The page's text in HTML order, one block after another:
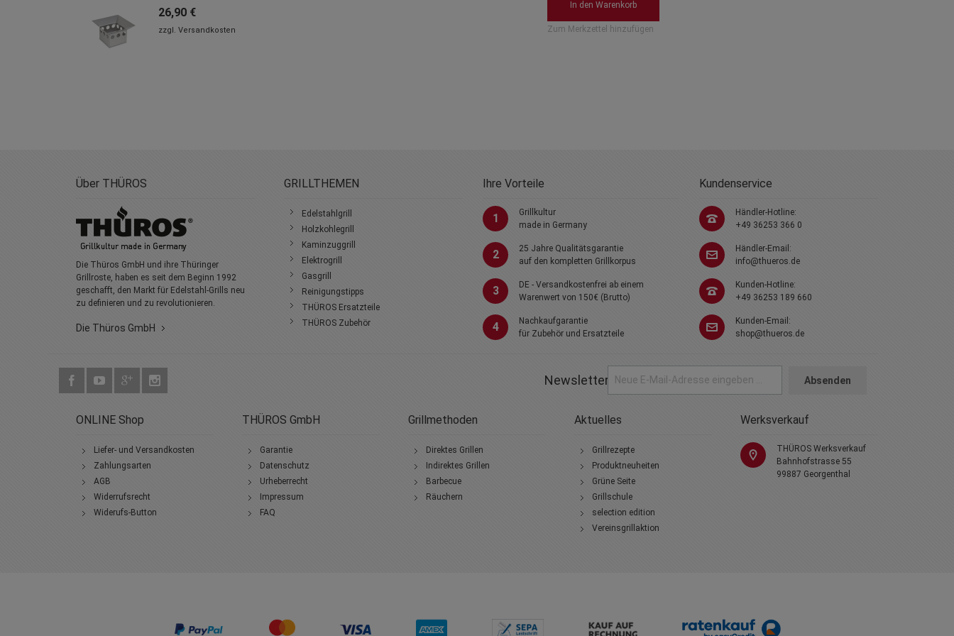
Über THÜROS
Die Thüros GmbH und ihre Thüringer
Grillroste, haben es seit dem Beginn 1992
geschafft, den Markt für Edelstahl-Grills neu
zu definieren und zu revolutionieren.
Die Thüros GmbH
GRILLTHEMEN
Edelstahlgrill
Holzkohlegrill
Kaminzuggrill
Elektrogrill
Gasgrill
Reinigungstipps
THÜROS Ersatzteile
THÜROS Zubehör
Ihre Vorteile
1
Grillkultur
made in Germany
2
25 Jahre Qualitätsgarantie
auf den kompletten Grillkorpus
3
DE - Versandkostenfrei ab einem
Warenwert von 150€ (Brutto)
4
Nachkaufgarantie
für Zubehör und Ersatzteile
Kundenservice
Händler-Hotline:
+49 36253 366 0
Händler-Email:
info@thueros.de
Kunden-Hotline:
+49 36253 189 660
Kunden-Email:
shop@thueros.de
ONLINE Shop
Liefer- und Versandkosten
Zahlungsarten
AGB
Widerrufsrecht
Widerufs-Button
THÜROS GmbH
Garantie
Datenschutz
Urheberrecht
Impressum
FAQ
Grillmethoden
Direktes Grillen
Indirektes Grillen
Barbecue
Räuchern
Aktuelles
Grillrezepte
Produktneuheiten
Grüne Seite
Grillschule
selection edition
Vereinsgrillaktion
Werksverkauf
THÜROS Werksverkauf
Bahnhofstrasse 55
99887 Georgenthal
Newsletter Absenden